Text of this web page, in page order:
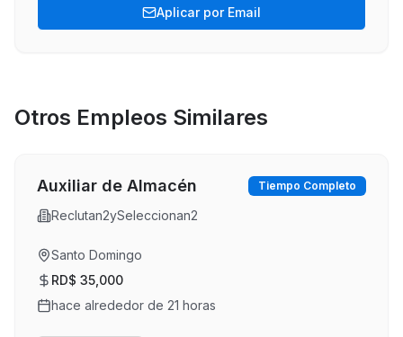
Aplicar por Email
Otros Empleos Similares
Auxiliar de Almacén Tiempo Completo
Reclutan2ySeleccionan2
Santo Domingo
RD$ 35,000
hace alrededor de 21 horas